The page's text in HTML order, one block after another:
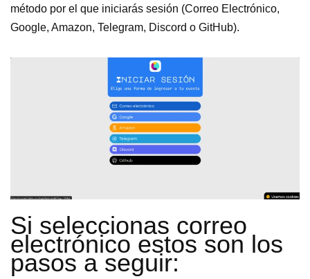
método por el que iniciarás sesión (Correo Electrónico,
Google, Amazon, Telegram, Discord o GitHub).
Si seleccionas correo
electrónico estos son los
pasos a seguir: